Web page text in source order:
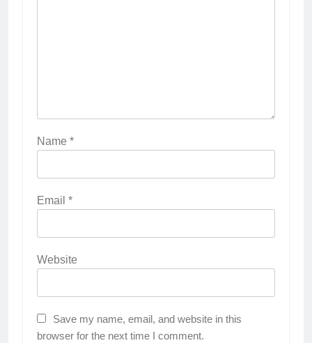
Name *
Email *
Website
Save my name, email, and website in this
browser for the next time I comment.